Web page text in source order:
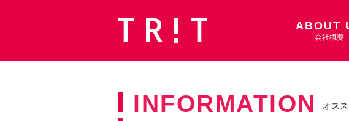
ABOUT
会社概要
INFORMATION オス